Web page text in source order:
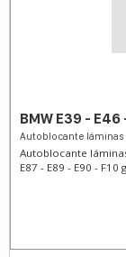
BMW E39 -
Autoblocante láminas
Autoblocante
E87 - E89 - E90 -